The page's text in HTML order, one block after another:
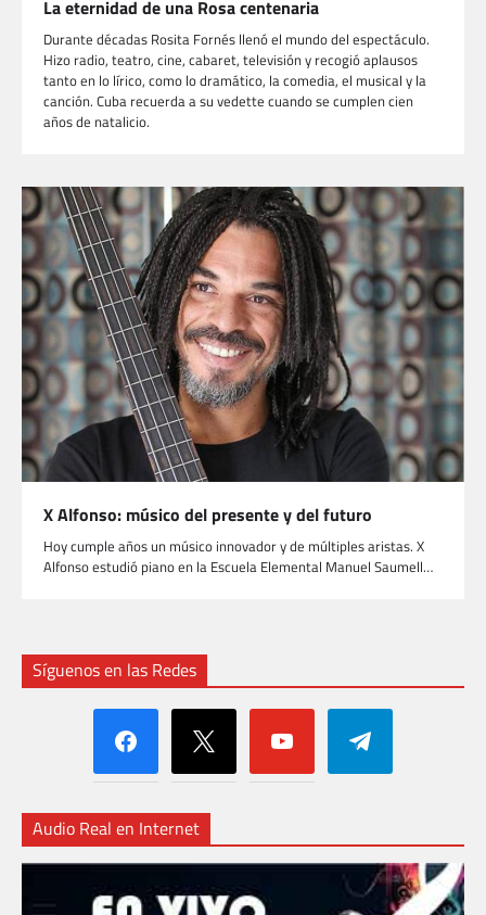
La eternidad de una Rosa centenaria
Durante décadas Rosita Fornés llenó el mundo del espectáculo.
Hizo radio, teatro, cine, cabaret, televisión y recogió aplausos
tanto en lo lírico, como lo dramático, la comedia, el musical y la
canción. Cuba recuerda a su vedette cuando se cumplen cien
años de natalicio.
X Alfonso: músico del presente y del futuro
Hoy cumple años un músico innovador y de múltiples aristas. X
Alfonso estudió piano en la Escuela Elemental Manuel Saumell…
Síguenos en las Redes
facebook x youtube telegram
Audio Real en Internet